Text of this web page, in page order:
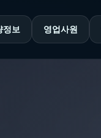
정보 영업사원